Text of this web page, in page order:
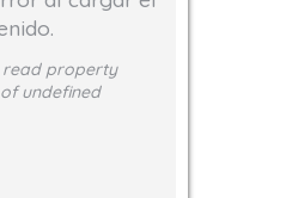
read property
undefined